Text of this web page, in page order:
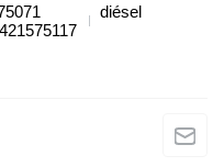
diésel